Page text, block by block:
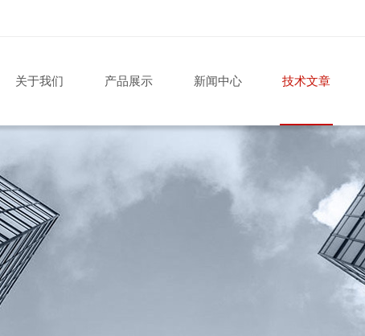
关于我们 产品展示 新闻中心 技术文章